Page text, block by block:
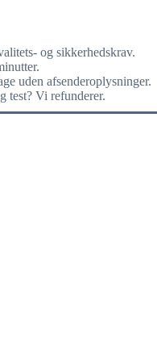
og sikkerhedskrav.
uden afsenderoplysninger.
test? Vi refunderer.